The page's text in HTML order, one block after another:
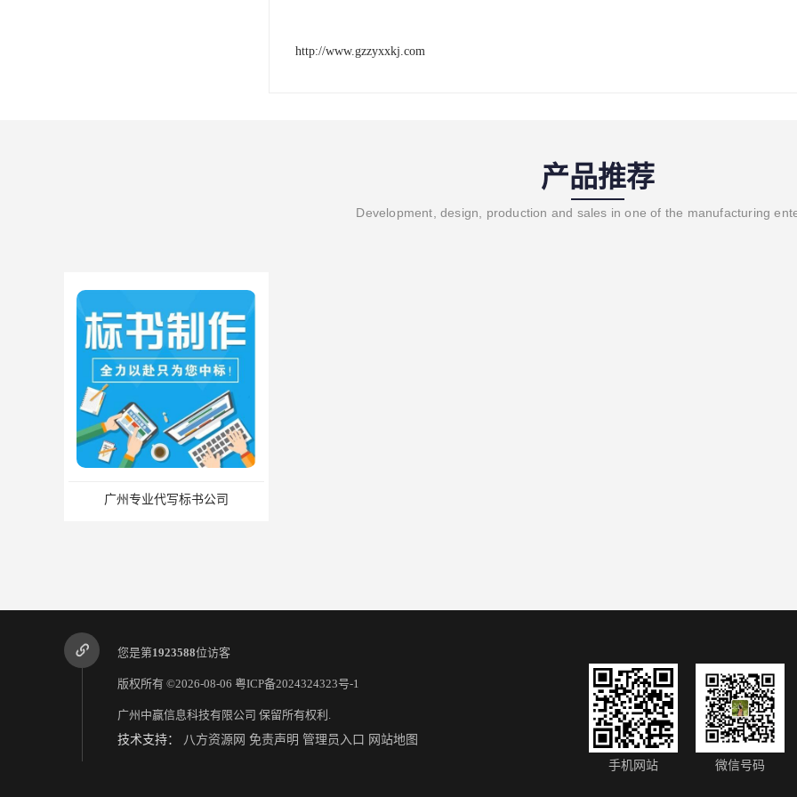
http://www.gzzyxxkj.com
产品推荐
Development, design, production and sales in one of the manufacturing
广州专业代写标书公司
您是第1923588位访客
版权所有 ©2026-08-06 粤ICP备2024324323号-1
广州中赢信息科技有限公司 保留所有权利.
技术支持： 八方资源网 免责声明 管理员入口 网站地图
手机网站
微信号码